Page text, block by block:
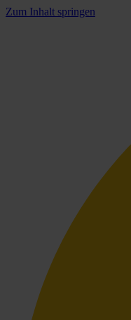
Zum Inhalt springen